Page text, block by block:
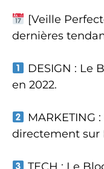
[Veille
dernières
DESIGN : Le
en 2022.
MARKETING
directement sur